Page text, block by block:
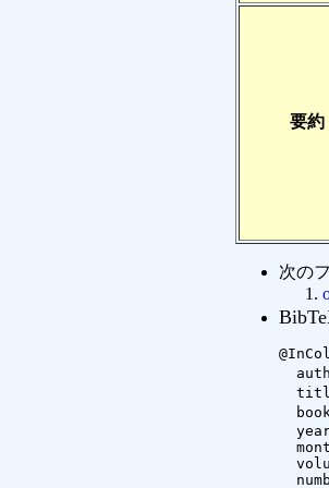
要約
次の
author =	{大社 綾乃 and 石丸 翔也
title =	{視点情報を用いた主観
book_title =	{電子情
year =
month
volume
number